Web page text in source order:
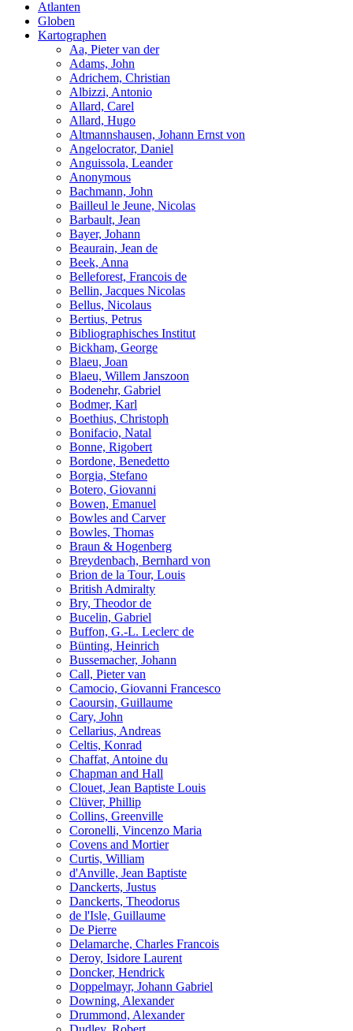
Atlanten
Globen
Kartographen
Aa, Pieter van der
Adams, John
Adrichem, Christian
Albizzi, Antonio
Allard, Carel
Allard, Hugo
Altmannshausen, Johann Ernst von
Angelocrator, Daniel
Anguissola, Leander
Anonymous
Bachmann, John
Bailleul le Jeune, Nicolas
Barbault, Jean
Bayer, Johann
Beaurain, Jean de
Beek, Anna
Belleforest, Francois de
Bellin, Jacques Nicolas
Bellus, Nicolaus
Bertius, Petrus
Bibliographisches Institut
Bickham, George
Blaeu, Joan
Blaeu, Willem Janszoon
Bodenehr, Gabriel
Bodmer, Karl
Boethius, Christoph
Bonifacio, Natal
Bonne, Rigobert
Bordone, Benedetto
Borgia, Stefano
Botero, Giovanni
Bowen, Emanuel
Bowles and Carver
Bowles, Thomas
Braun & Hogenberg
Breydenbach, Bernhard von
Brion de la Tour, Louis
British Admiralty
Bry, Theodor de
Bucelin, Gabriel
Buffon, G.-L. Leclerc de
Bünting, Heinrich
Bussemacher, Johann
Call, Pieter van
Camocio, Giovanni Francesco
Caoursin, Guillaume
Cary, John
Cellarius, Andreas
Celtis, Konrad
Chaffat, Antoine du
Chapman and Hall
Clouet, Jean Baptiste Louis
Clüver, Phillip
Collins, Greenville
Coronelli, Vincenzo Maria
Covens and Mortier
Curtis, William
d'Anville, Jean Baptiste
Danckerts, Justus
Danckerts, Theodorus
de l'Isle, Guillaume
De Pierre
Delamarche, Charles Francois
Deroy, Isidore Laurent
Doncker, Hendrick
Doppelmayr, Johann Gabriel
Downing, Alexander
Drummond, Alexander